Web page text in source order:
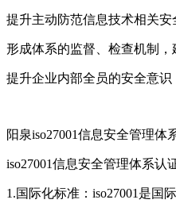
提升主动防范信息技术相关安
形成体系的监督、检查机制
提升企业内部全员的安全意
阳泉iso27001信息安全管理体
iso27001信息安全管理体系认
1.国际化标准：iso27001是国